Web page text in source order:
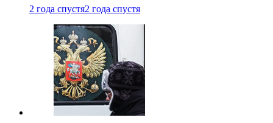
2 года спустя2 года спустя